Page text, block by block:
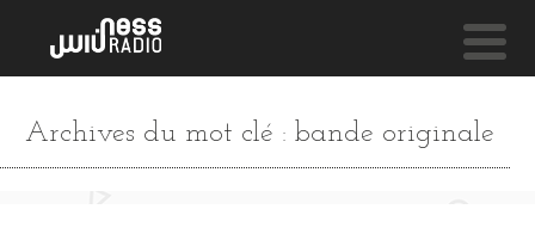
CLEAR AIR
NESS LIVE !
Archives du mot clé : bande originale